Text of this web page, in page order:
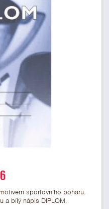
sportovního poháru.
a bílý nápis DIPLOM.